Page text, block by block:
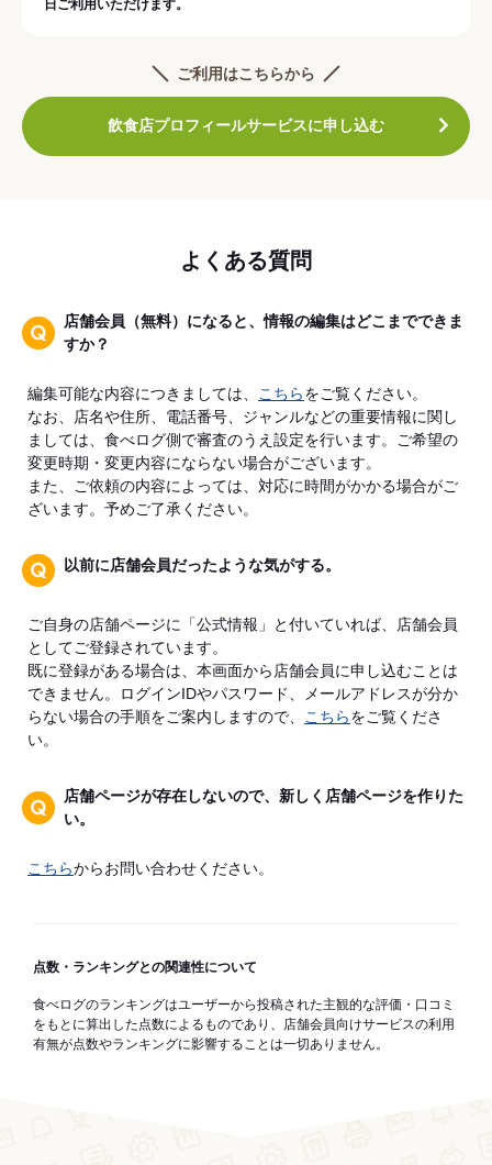
日ご利用いただけます。
ご利用はこちらから
飲食店プロフィールサービスに申し込む
よくある質問
店舗会員（無料）になると、情報の編集はどこまでできま
すか？
編集可能な内容につきましては、 こちらをご覧ください。
なお、店名や住所、電話番号、ジャンルなどの重要情報に関し
ましては、食べログ側で審査のうえ設定を行います。ご希望の
変更時期・変更内容にならない場合がございます。
また、ご依頼の内容によっては、対応に時間がかかる場合がご
ざいます。予めご了承ください。
以前に店舗会員だったような気がする。
ご自身の店舗ページに「公式情報」と付いていれば、店舗会員
としてご登録されています。
既に登録がある場合は、本画面から店舗会員に申し込むことは
できません。ログインIDやパスワード、メールアドレスが分か
らない場合の手順をご案内しますので、
こちらをご覧くださ
い。
店舗ページが存在しないので、新しく店舗ページを作りた
い。
こちらからお問い合わせください。
点数・ランキングとの関連性について
食べログのランキングはユーザーから投稿された主観的な評価・口コミ
をもとに算出した点数によるものであり、店舗会員向けサービスの利用
有無が点数やランキングに影響することは一切ありません。